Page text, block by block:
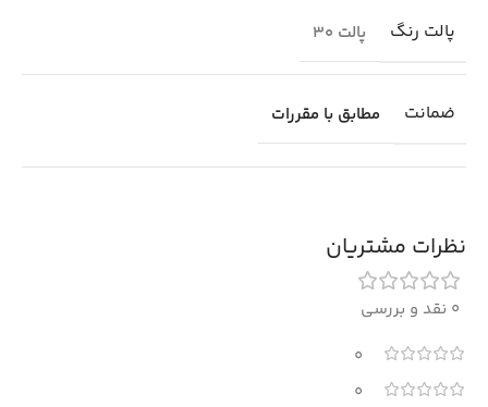
پالت رنگ پالت 30
ضمانت مطابق با مقررات
نظرات مشتریان
0 نقد و بررسی
0
0